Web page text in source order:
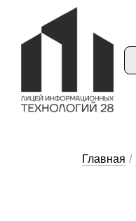
Главная /